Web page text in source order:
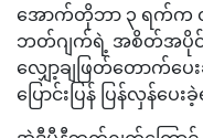
အောက်တိုဘာ ၃ ရက်က
ဘတ်ဂျက်ရဲ့ အစိတ်အပိုင်
လျှော့ချဖြတ်တောက်ပေ
ပြောင်းပြန် ပြန်လှန်ပေ